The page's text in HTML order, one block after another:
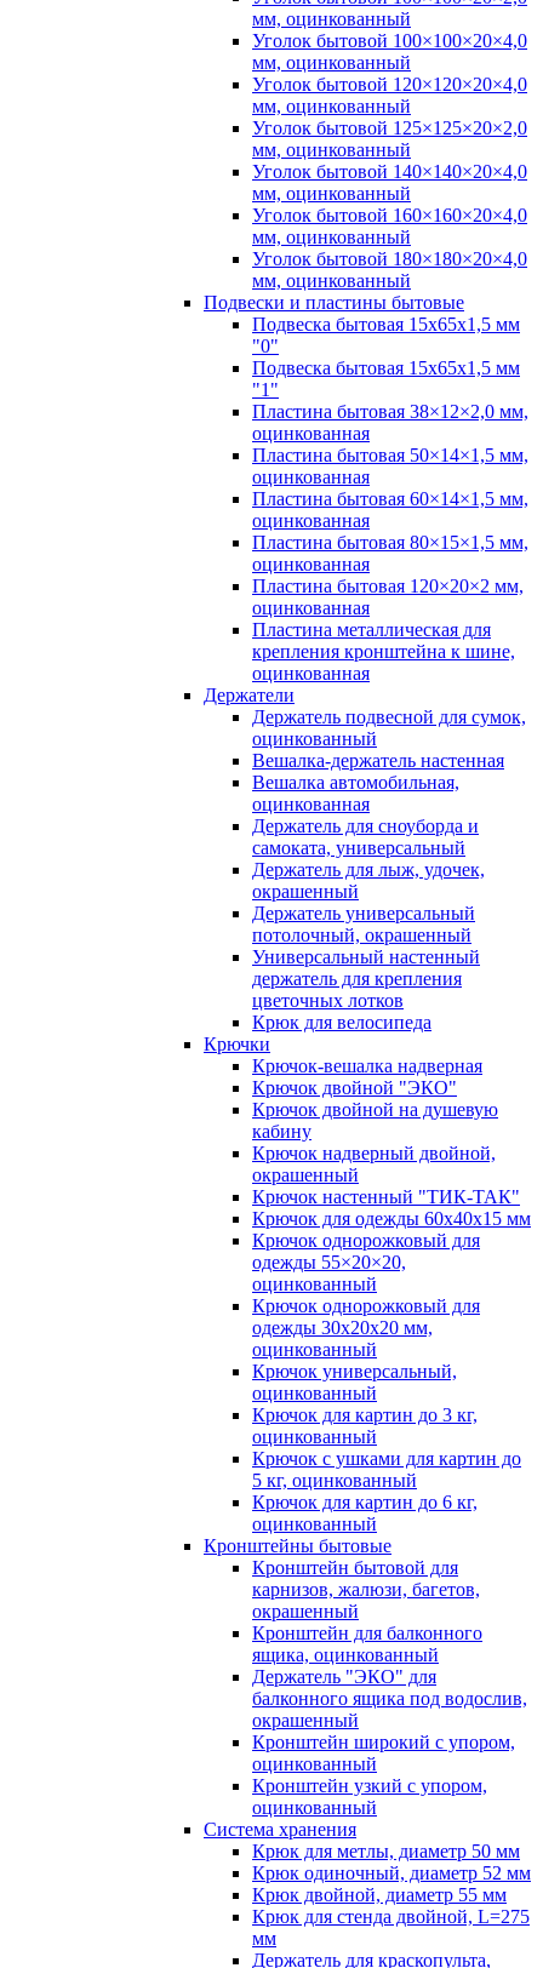
мм, оцинкованный
Уголок бытовой 100×100×20×4,0
мм, оцинкованный
Уголок бытовой 120×120×20×4,0
мм, оцинкованный
Уголок бытовой 125×125×20×2,0
мм, оцинкованный
Уголок бытовой 140×140×20×4,0
мм, оцинкованный
Уголок бытовой 160×160×20×4,0
мм, оцинкованный
Уголок бытовой 180×180×20×4,0
мм, оцинкованный
Подвески и пластины бытовые
Подвеска бытовая 15х65х1,5 мм
"0"
Подвеска бытовая 15х65х1,5 мм
"1"
Пластина бытовая 38×12×2,0 мм,
оцинкованная
Пластина бытовая 50×14×1,5 мм,
оцинкованная
Пластина бытовая 60×14×1,5 мм,
оцинкованная
Пластина бытовая 80×15×1,5 мм,
оцинкованная
Пластина бытовая 120×20×2 мм,
оцинкованная
Пластина металлическая для
крепления кронштейна к шине,
оцинкованная
Держатели
Держатель подвесной для сумок,
оцинкованный
Вешалка-держатель настенная
Вешалка автомобильная,
оцинкованная
Держатель для сноуборда и
самоката, универсальный
Держатель для лыж, удочек,
окрашенный
Держатель универсальный
потолочный, окрашенный
Универсальный настенный
держатель для крепления
цветочных лотков
Крюк для велосипеда
Крючки
Крючок-вешалка надверная
Крючок двойной "ЭКО"
Крючок двойной на душевую
кабину
Крючок надверный двойной,
окрашенный
Крючок настенный "ТИК-ТАК"
Крючок для одежды 60х40х15 мм
Крючок однорожковый для
одежды 55×20×20,
оцинкованный
Крючок однорожковый для
одежды 30х20х20 мм,
оцинкованный
Крючок универсальный,
оцинкованный
Крючок для картин до 3 кг,
оцинкованный
Крючок с ушками для картин до
5 кг, оцинкованный
Крючок для картин до 6 кг,
оцинкованный
Кронштейны бытовые
Кронштейн бытовой для
карнизов, жалюзи, багетов,
окрашенный
Кронштейн для балконного
ящика, оцинкованный
Держатель "ЭКО" для
балконного ящика под водослив,
окрашенный
Кронштейн широкий с упором,
оцинкованный
Кронштейн узкий с упором,
оцинкованный
Система хранения
Крюк для метлы, диаметр 50 мм
Крюк одиночный, диаметр 52 мм
Крюк двойной, диаметр 55 мм
Крюк для стенда двойной, L=275
мм
Держатель для краскопульта,